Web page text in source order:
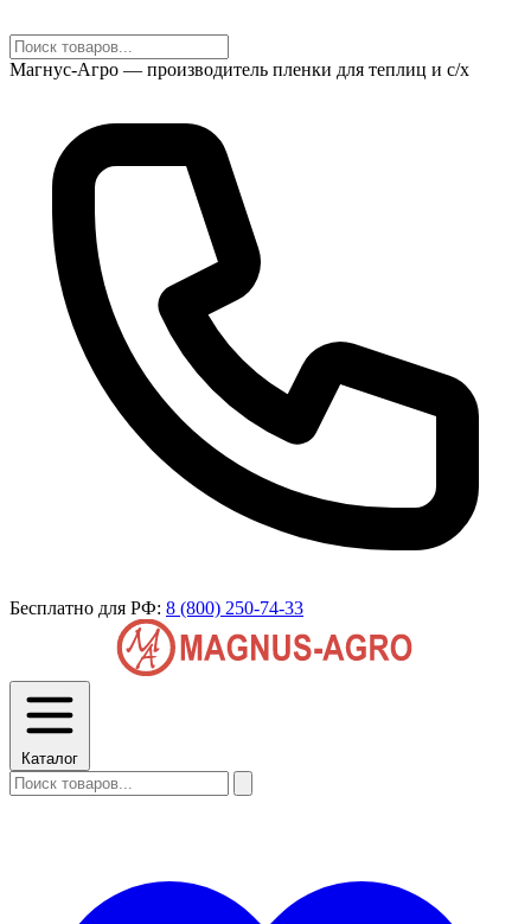
Магнус-Агро — производитель пленки для теплиц и с/х
Бесплатно для РФ: 8 (800) 250-74-33
Каталог